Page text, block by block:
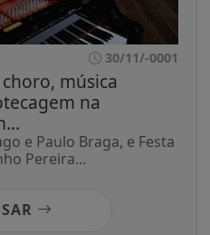
30/11/-0001
música
na
e Paulo Braga, e Festa
Pereira...